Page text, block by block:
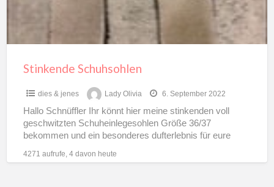
Stinkende Schuhsohlen
dies & jenes Lady Olivia 6. September 2022
Hallo Schnüffler Ihr könnt hier meine stinkenden voll
geschwitzten Schuheinlegesohlen Größe 36/37
bekommen und ein besonderes dufterlebnis für eure
4271 aufrufe, 4 davon heute